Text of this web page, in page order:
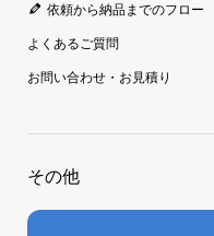
依頼から納品までのフロー
よくあるご質問
お問い合わせ・お見積り
その他